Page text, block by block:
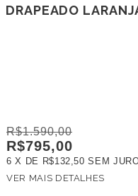
DRAPEADO
R$1.590,00
R$795,00
6 X DE R$132,50 SEM
VER MAIS DETALHES